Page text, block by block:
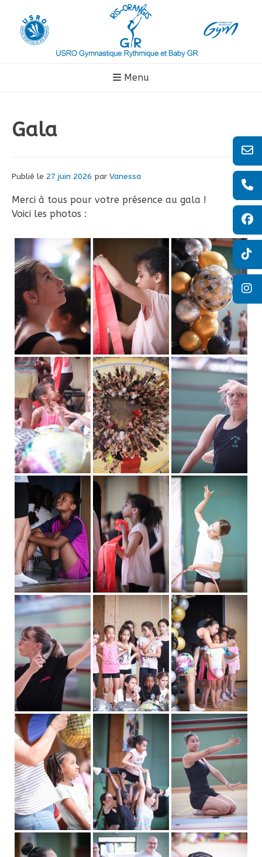
contenu
Menu
Gala
Publié le 27 juin 2026 par Vanessa
Merci à tous pour votre présence au gala !
Voici les photos :